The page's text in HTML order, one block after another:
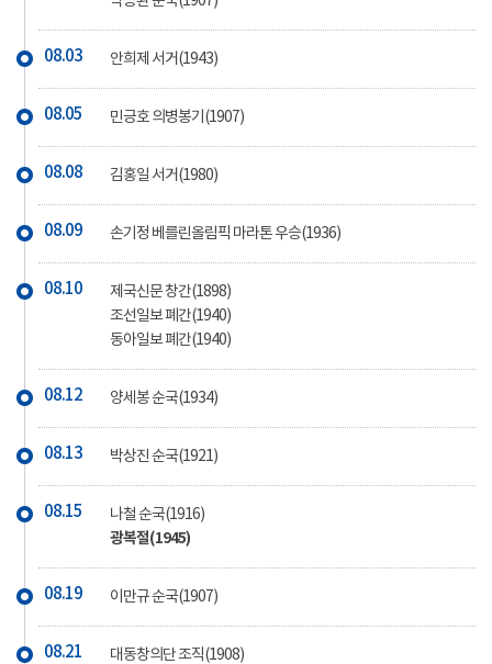
08.03 안희제 서거(1943)
08.05 민긍호 의병봉기(1907)
08.08 김홍일 서거(1980)
08.09 손기정 베를린올림픽 마라톤 우승(1936)
08.10
제국신문 창간(1898)
조선일보 폐간(1940)
동아일보 폐간(1940)
08.12 양세봉 순국(1934)
08.13 박상진 순국(1921)
08.15 나철 순국(1916)
광복절(1945)
08.19 이만규 순국(1907)
08.21
대동창의단 조직(1908)